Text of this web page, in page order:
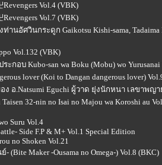
Vol.4 (VBK)
Vol.7 (VBK)
อัศวินกระดูก Gaikotsu Kishi-sama, Tadaima
Vol.132 (VBK)
อบ Kubo-san wa Boku (Mobu) wo Yurusanai
lover (Koi to Dangan dangerous lover)
อ.Natsumi Eguchi ผู้วาด ยุ่งนักหนา เลขาพญา
32-nin no Isai no Majou wa Koroshi au
Suru Vol.4
Side F.P & M+ Vol.1 Special Edition
no Shoken Vol.21
Maker -Ousama no Omega-) Vol.8 (BKC)